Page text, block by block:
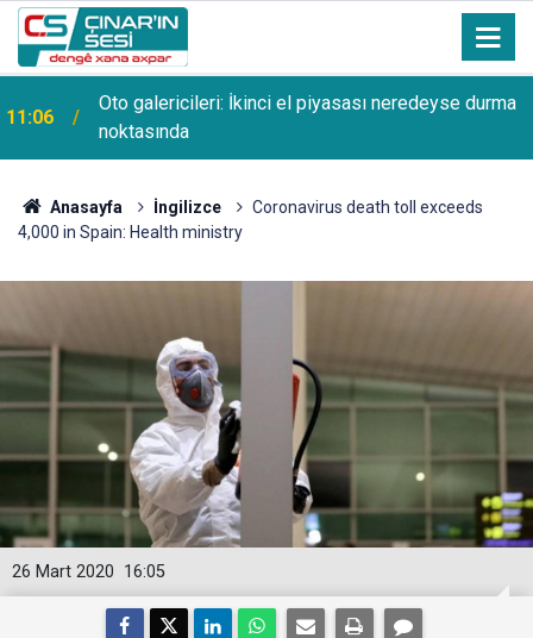
11:06
Oto galericileri: İkinci el piyasası neredeyse durma
noktasında
Anasayfa İngilizce
Coronavirus death toll exceeds
4,000 in Spain: Health ministry
16:05
26 Mart 2020